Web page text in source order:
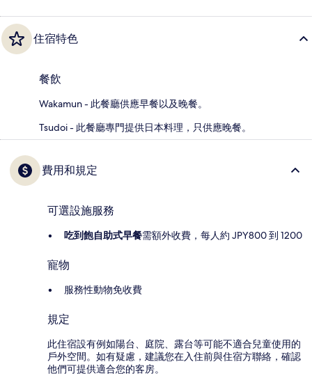
住宿特色
餐飲
Wakamun - 此餐廳供應早餐以及晚餐。
Tsudoi - 此餐廳專門提供日本料理，只供應晚餐。
費用和規定
可選設施服務
吃到飽自助式早餐需額外收費，每人約 JPY800 到 1200
寵物
服務性動物免收費
規定
此住宿設有例如陽台、庭院、露台等可能不適合兒童使用的
戶外空間。如有疑慮，建議您在入住前與住宿方聯絡，確認
他們可提供適合您的客房。